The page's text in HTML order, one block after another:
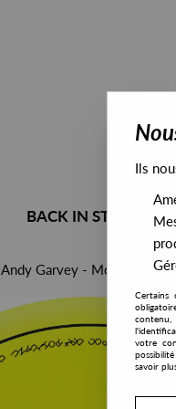
BACK IN STOCK
Andy Garvey - More Than
Ils
Certains
contenu,
votre
savoir